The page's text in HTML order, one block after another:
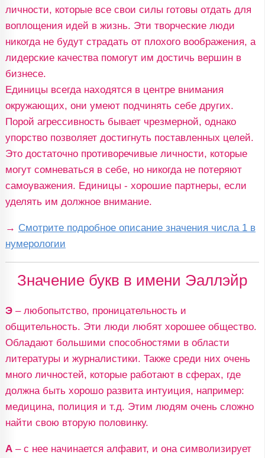
личности, которые все свои силы готовы отдать для
воплощения идей в жизнь. Эти творческие люди
никогда не будут страдать от плохого воображения, а
лидерские качества помогут им достичь вершин в
бизнесе.
Единицы всегда находятся в центре внимания
окружающих, они умеют подчинять себе других.
Порой агрессивность бывает чрезмерной, однако
упорство позволяет достигнуть поставленных целей.
Это достаточно противоречивые личности, которые
могут сомневаться в себе, но никогда не потеряют
самоуважения. Единицы - хорошие партнеры, если
уделять им должное внимание.
→ Смотрите подробное описание значения числа 1 в
нумерологии
Значение букв в имени Эаллэйр
Э– любопытство, проницательность и
общительность. Эти люди любят хорошее общество.
Обладают большими способностями в области
литературы и журналистики. Также среди них очень
много личностей, которые работают в сферах, где
должна быть хорошо развита интуиция, например:
медицина, полиция и т.д. Этим людям очень сложно
найти свою вторую половинку.
А– с нее начинается алфавит, и она символизирует